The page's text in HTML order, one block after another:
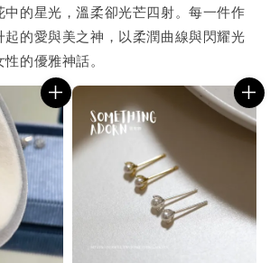
的星光，溫柔卻光芒四射。每一件作
的愛與美之神，以柔潤曲線與閃耀光
的優雅神話。